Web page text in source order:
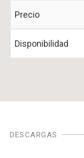
Precio
Disponibilidad
DESCARGAS